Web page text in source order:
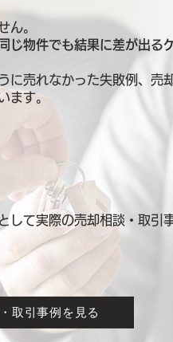
ん。
じ物件でも結果に差が出る
売れなかった失敗例、売
ます。
して実際の売却相談・取引
取引事例を見る